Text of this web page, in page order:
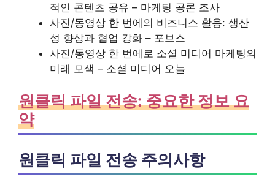
적인 콘텐츠 공유 – 마케팅 공론 조사
사진/동영상 한 번에의 비즈니스 활용: 생산
성 향상과 협업 강화 – 포브스
사진/동영상 한 번에로 소셜 미디어 마케팅의
미래 모색 – 소셜 미디어 오늘
원클릭 파일 전송: 중요한 정보 요
약
원클릭 파일 전송 주의사항